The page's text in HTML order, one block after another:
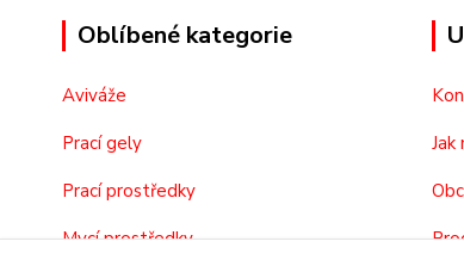
Oblíbené kategorie
Aviváže
Prací gely
Prací prostředky
Mycí prostředky
Jak